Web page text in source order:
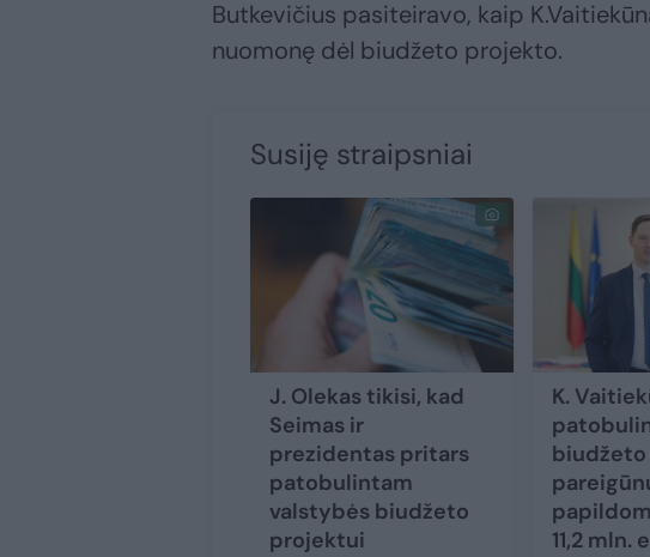
Butkevičius pasiteiravo, kaip
nuomonę dėl biudžeto projekto.
Susiję straipsniai
J. Olekas tikisi, kad
Seimas ir
prezidentas pritars
patobulintam
valstybės biudžeto
projektui
K.
11,2 mln.